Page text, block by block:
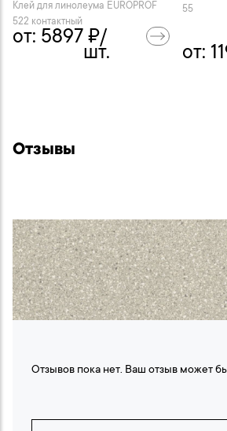
Клей для линолеума EUROPROF
522 контактный
от: 5897 ₽/
шт.
55
от:
Отзывы
Отзывов пока нет. Ваш отзыв может